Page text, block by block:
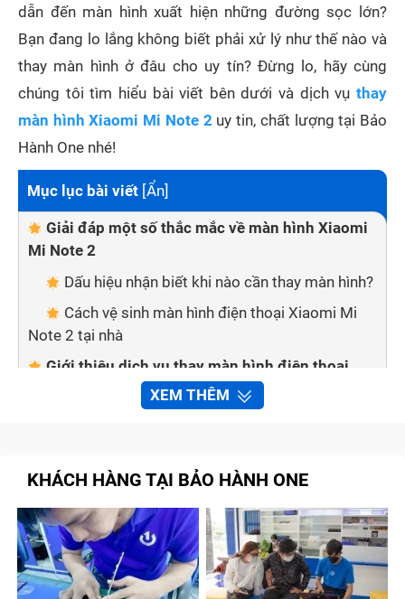
dẫn đến màn hình xuất hiện những đường sọc lớn?
Bạn đang lo lắng không biết phải xử lý như thế nào và
thay màn hình ở đâu cho uy tín? Đừng lo, hãy cùng
chúng tôi tìm hiểu bài viết bên dưới và dịch vụ thay
màn hình Xiaomi Mi Note 2uy tin, chất lượng tại Bảo
Hành One nhé!
Mục lục bài viết [Ẩn]
Giải đáp một số thắc mắc về màn hình Xiaomi
Mi Note 2
Dấu hiệu nhận biết khi nào cần thay màn hình?
Cách vệ sinh màn hình điện thoại Xiaomi Mi
Note 2 tại nhà
Giới thiệu dịch vụ thay màn hình điện thoại
Xiaomi Mi Note 2 tại Bảo Hành One
Đội ngũ kỹ thuật viên chuyên nghiệp
Bảo hành dài hạn
Quy trình thay màn hình điện thoại Xiaomi Mi
Note 2 tại Bảo Hành One
XEM THÊM
KHÁCH HÀNG TẠI BẢO HÀNH ONE